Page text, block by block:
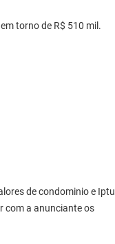
torno de R$ 510 mil.
de condominio e Iptu
com a anunciante os